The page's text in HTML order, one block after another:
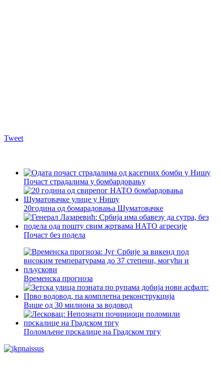
Tweet
Почаст страдалима у бомбардовању
20година од бомарадовања Шуматовачке
Почаст без подела
Временска прогноза
Више од 30 милиона за водовод
Поломљене прскалице на Градском тргу